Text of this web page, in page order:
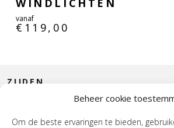
Beheer cookie
Om de beste ervaringen te bieden,
WINDLICHTEN
vanaf
€ 119,00
ZIJDEN